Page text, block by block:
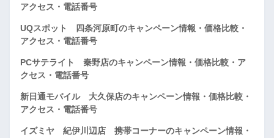
アクセス・電話番号
UQスポット 四条河原町のキャンペーン情報・価格比較・
アクセス・電話番号
PCサテライト 秦野店のキャンペーン情報・価格比較・ア
クセス・電話番号
新日通モバイル 大久保店のキャンペーン情報・価格比較・
アクセス・電話番号
イズミヤ 紀伊川辺店 携帯コーナーのキャンペーン情報・